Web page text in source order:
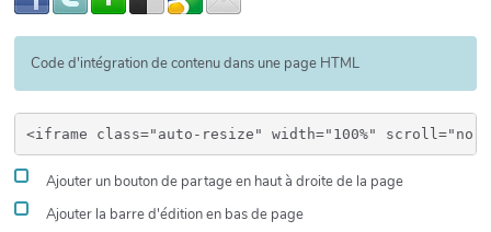
Code d'intégration de contenu dans une page HTML
Ajouter un bouton de partage en haut à droite de la page
Ajouter la barre d'édition en bas de page